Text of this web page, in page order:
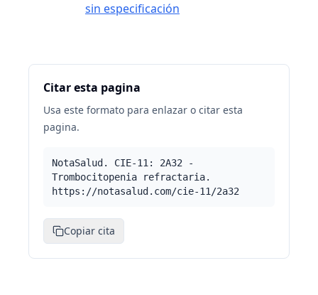
sin especificación
Citar esta pagina
Usa este formato para enlazar o citar esta
pagina.
NotaSalud. CIE-11: 2A32 -
Trombocitopenia refractaria.
https://notasalud.com/cie-11/2a32
Copiar cita